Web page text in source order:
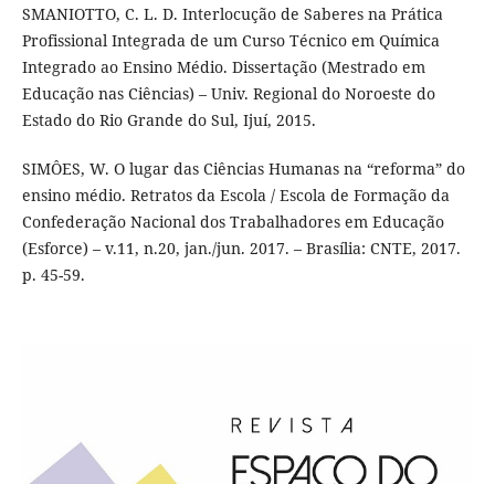
SMANIOTTO, C. L. D. Interlocução de Saberes na Prática
Profissional Integrada de um Curso Técnico em Química
Integrado ao Ensino Médio. Dissertação (Mestrado em
Educação nas Ciências) – Univ. Regional do Noroeste do
Estado do Rio Grande do Sul, Ijuí, 2015.
SIMÔES, W. O lugar das Ciências Humanas na “reforma” do
ensino médio. Retratos da Escola / Escola de Formação da
Confederação Nacional dos Trabalhadores em Educação
(Esforce) – v.11, n.20, jan./jun. 2017. – Brasília: CNTE, 2017.
p. 45-59.